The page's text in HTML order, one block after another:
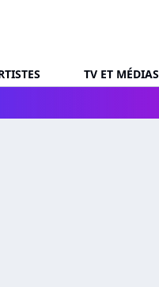
TV ET MÉDIAS